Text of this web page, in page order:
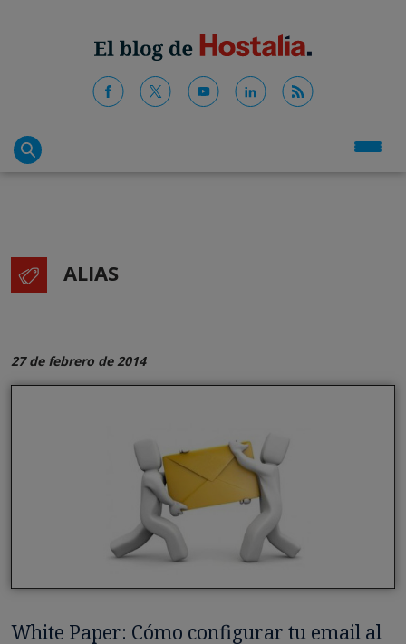
ALIAS
27 de febrero de 2014
White Paper: Cómo configurar tu email al